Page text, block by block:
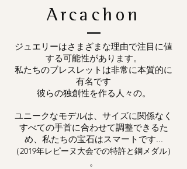
Arcachon
ジュエリーはさまざまな理由で注目に値
する可能性があります。
私たちのブレスレットは非常に本質的に
有名です
彼らの独創性を作る人々の。
ユニークなモデルは、サイズに関係なく
すべての手首に合わせて調整できるた
め、私たちの宝石はスマートです...
（2019年レピーヌ大会での特許と銅メダル）
。